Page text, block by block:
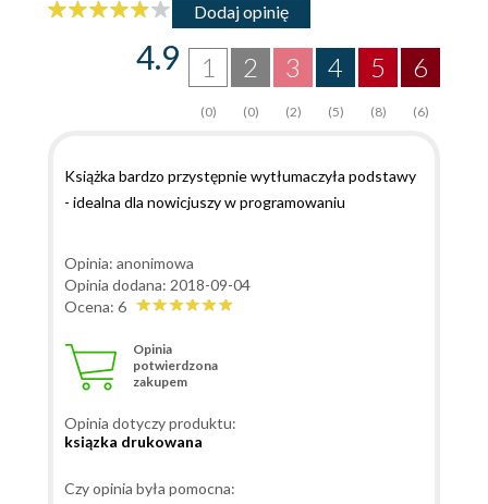
Dodaj opinię
6
(6)
5
(8)
4
(5)
3
(2)
2
(0)
1
(0)
4.9
Książka bardzo przystępnie wytłumaczyła podstawy
- idealna dla nowicjuszy w programowaniu
Opinia: anonimowa
Opinia dodana: 2018-09-04
Ocena: 6
Opinia
potwierdzona
zakupem
Opinia dotyczy produktu:
ksiązka drukowana
Czy opinia była pomocna: